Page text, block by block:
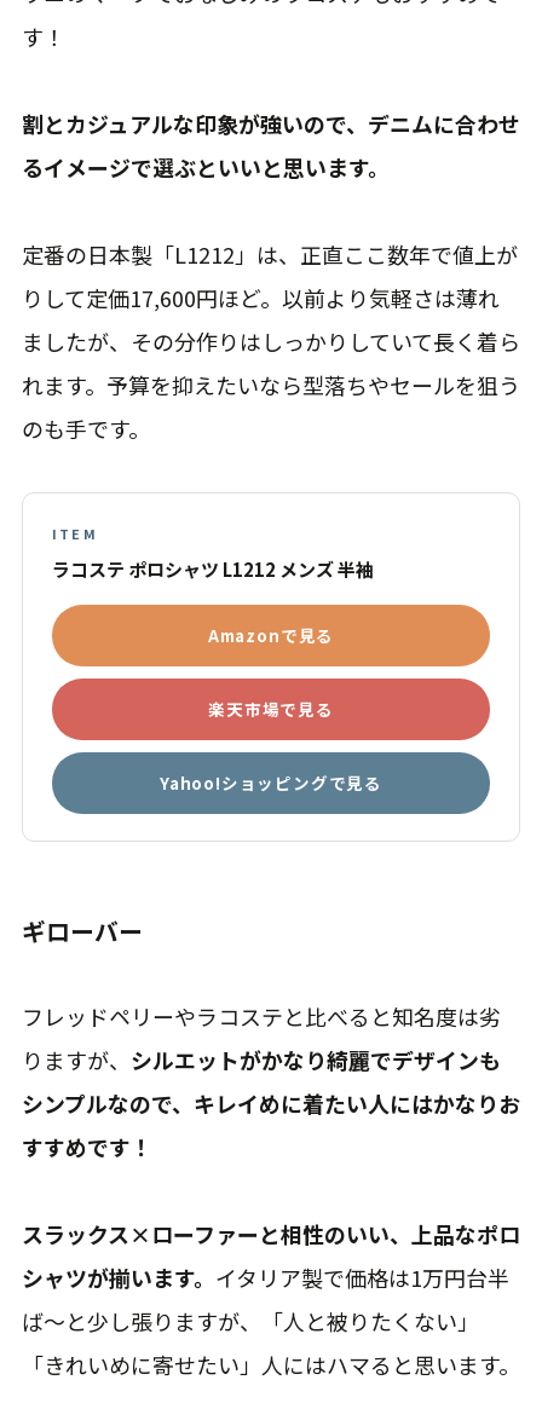
す！
割とカジュアルな印象が強いので、デニムに合わせ
るイメージで選ぶといいと思います。
定番の日本製「L1212」は、正直ここ数年で値上が
りして定価17,600円ほど。以前より気軽さは薄れ
ましたが、その分作りはしっかりしていて長く着ら
れます。予算を抑えたいなら型落ちやセールを狙う
のも手です。
ITEM
ラコステ ポロシャツ L1212 メンズ 半袖
Amazonで見る
楽天市場で見る
Yahoo!ショッピングで見る
ギローバー
フレッドペリーやラコステと比べると知名度は劣
りますが、 シルエットがかなり綺麗でデザインも
シンプルなので、キレイめに着たい人にはかなりお
すすめです！
スラックス×ローファーと相性のいい、上品なポロ
シャツが揃います。 イタリア製で価格は1万円台半
ば〜と少し張りますが、「人と被りたくない」
「きれいめに寄せたい」人にはハマると思います。